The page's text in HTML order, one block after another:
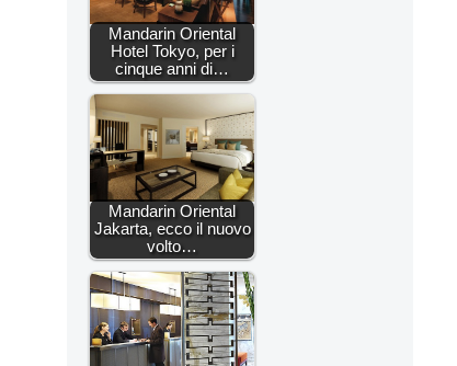
Mandarin Oriental
Hotel Tokyo, per i
cinque anni di…
Mandarin Oriental
Jakarta, ecco il nuovo
volto…